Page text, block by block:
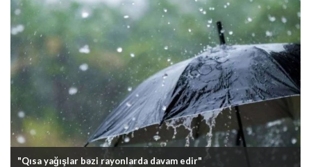
"Qısa yağışlar bəzi rayonlarda davam edir"